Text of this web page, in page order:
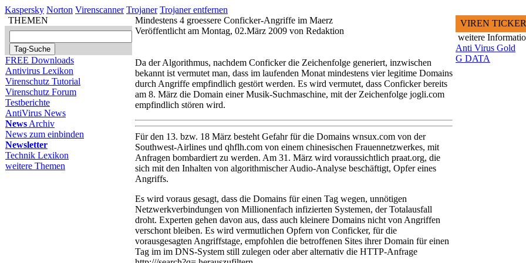
Kaspersky Norton Virenscanner Trojaner Trojaner entfernen
THEMEN
FREE Downloads
Antivirus Lexikon
Virenschutz Tutorial
Virenschutz Forum
Testberichte
AntiVirus News
News Archiv
News zum einbinden
Newsletter
Technik Lexikon
weitere Themen
Mindestens 4 groessere Conficker-Angriffe im Maerz
Veröffentlicht am Montag, 02.März 2009 von Redaktion
Da der Algorithmus, nachdem Conficker die Zeichenfolge generiert, inzwischen
bekannt ist vermutet man, dass im laufenden Monat mindestens vier legitime Domains
durch Angriffe empfindlich gestört werden. Es wird vermutet, dass Conficker bereits
am 8. März die Domain einer Musik-Suchmaschine, mit der Zeichenfolge jogli.com
empfindlich stören wird.
Für den 13. bzw. 18 März besteht Gefahr für die Domains wnsux.com von der
Southwest-Airlines und qhflh.com von einem chinesischen Frauennetzwerkes, mit
Anfragen bombardiert zu werden. Am 31. März wird voraussichtlich praat.org, die
sich mit den Inhalten von algorithmischer Audio-Analyse beschäftigt, Opfer eines
Angriffs.
Es wird voraus gesagt, dass die Domains für einen Tag wegen, unnötigen
Netzwerkverbindungen von Millionenfach infizierten Systemen, der Totalausfall
droht. Experten gehen davon aus, dass auch kleinere Domains nicht von Angriffen
verschont bleiben. Es wird vermutlichen Opfern von Conficker, für die
vorausgesagten Angriffstage, empfohlen die betroffenen Sites ihrer Domain für einen
Tag im im DNS-System still zulegen oder aber alternativ die HTTP-Anfrage
VIREN TICKER
weitere
Anti Virus Gold
G DATA